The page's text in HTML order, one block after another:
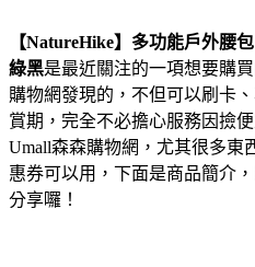
【NatureHike】多功能戶外腰
綠黑是最近關注的一項想要購
購物網發現的，不但可以刷卡
賞期，完全不必擔心服務因撿
Umall森森購物網，尤其很多東
惠券可以用，下面是商品簡介
分享囉！